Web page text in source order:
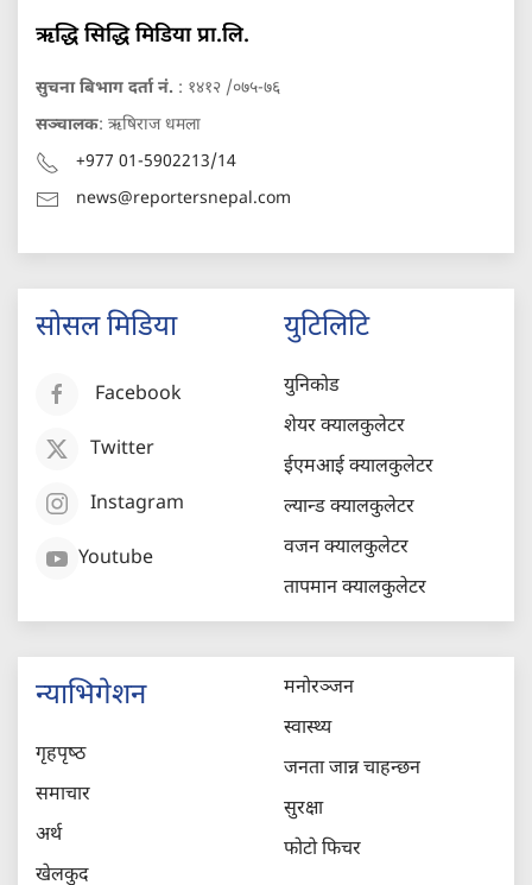
ऋद्धि सिद्धि मिडिया प्रा.लि.
सुचना बिभाग दर्ता नं. : १४१२ /०७५-७६
सञ्चालक: ऋषिराज धमला
+977 01-5902213/14
news@reportersnepal.com
सोसल मिडिया
Facebook
Twitter
Instagram
Youtube
युटिलिटि
युनिकोड
शेयर क्यालकुलेटर
ईएमआई क्यालकुलेटर
ल्यान्ड क्यालकुलेटर
वजन क्यालकुलेटर
तापमान क्यालकुलेटर
न्याभिगेशन
गृहपृष्‍ठ
समाचार
अर्थ
खेलकुद
मनोरञ्जन
स्वास्थ्य
जनता जान्न चाहन्छन
सुरक्षा
फोटो फिचर